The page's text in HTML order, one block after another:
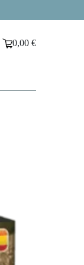
Carro
0,00€